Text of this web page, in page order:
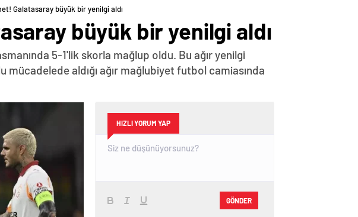
Yolunda Kritik
Galatasaray büyük bir yenilgi aldı
büyük bir yenilgi aldı
5-1'lik skorla mağlup oldu. Bu ağır yenilgi
mücadelede aldığı ağır mağlubiyet futbol camiasında
HIZLI YORUM YAP
GÖNDER